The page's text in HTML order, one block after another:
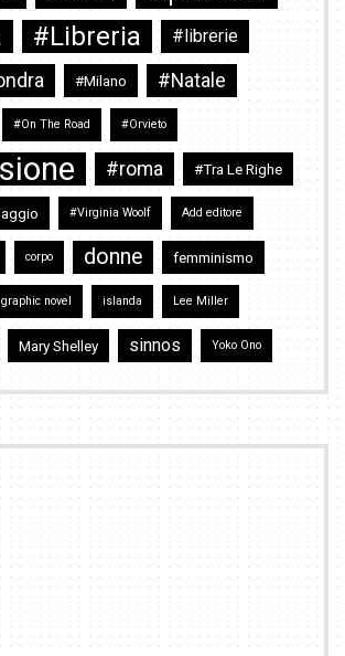
#Libreria #librerie
#Milano #Natale
#On The Road #Orvieto
#roma #Tra Le Righe
#Virginia Woolf Add editore
corpo donne femminismo
graphic novel islanda Lee Miller
Mary Shelley sinnos Yoko Ono